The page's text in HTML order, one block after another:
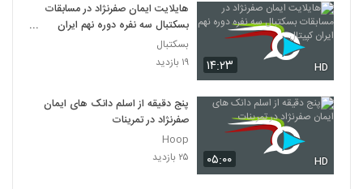
۱۴:۲۳ HD
هایلایت ایمان صفرنژاد در مسابقات
بسکتبال سه نفره دوره نهم ایران
کپیتال
بسکتبال
۱۹ بازدید
۰۵:۰۰ HD
پنج دقیقه از اسلم دانک های ایمان
صفرنژاد در تمرینات
Hoop
۲۵ بازدید